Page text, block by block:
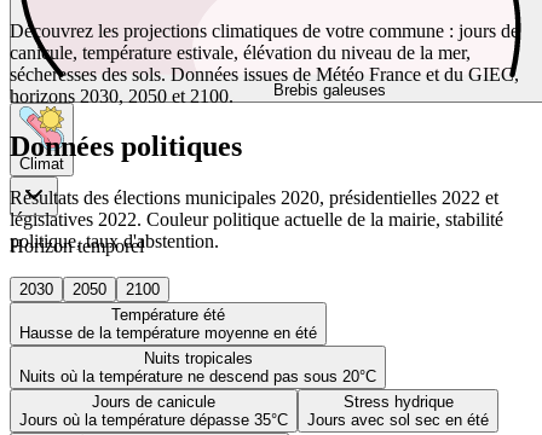
Brebis galeuses
Climat
Horizon temporel
2030 2050
2100
Température été
Hausse de la température moyenne en été
Nuits tropicales
Nuits où la température ne descend pas sous 20°C
Jours de canicule
Jours où la température dépasse 35°C
Stress hydrique
Jours avec sol sec en été
Découvrez les projections climatiques de votre commune : jours de
canicule, température estivale, élévation du niveau de la mer,
sécheresses des sols. Données issues de Météo France et du GIEC,
horizons 2030, 2050 et 2100.
Données politiques
Résultats des élections municipales 2020, présidentielles 2022 et
législatives 2022. Couleur politique actuelle de la mairie, stabilité
politique, taux d'abstention.